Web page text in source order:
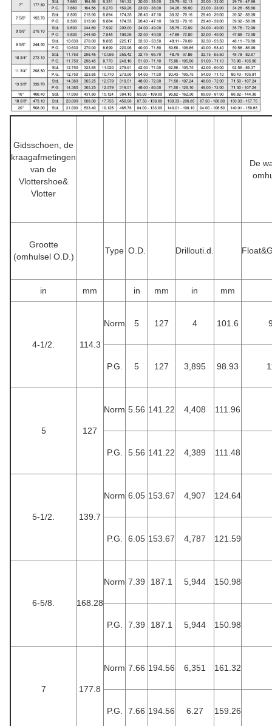
Gidsschoen, de
kraagafmetingen
van de
Vlottershoe&
Vlotter
De
Grootte
(omhulsel O.D.)
Type O.D. Drillouti.d.
in mm in mm in mm
4-1/2. 114.3
Norm 5 127 4 101.6
P.G. 5 127 3,895 98.93
5 127
Norm 5.56 141.22 4,408 111.96
P.G. 5.56 141.22 4,389 111.48
5-1/2. 139.7
Norm 6.05 153.67 4,907 124.64
P.G. 6.05 153.67 4,787 121.59
6-5/8. 168.28
Norm 7.39 187.1 5,944 150.98
P.G. 7.39 187.1 5,944 150.98
7 177.8
Norm 7.66 194.56 6,351 161.32
P.G. 7.66 194.56 6.27 159.26